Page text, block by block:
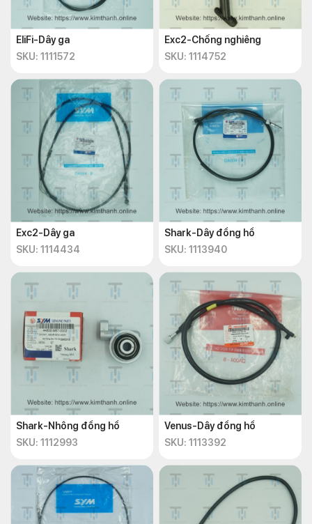
EliFi-Dây ga
SKU: 1111572
Exc2-Chống nghiêng
SKU: 1114752
Exc2-Dây ga
SKU: 1114434
Shark-Dây đồng hồ
SKU: 1113940
Shark-Nhông đồng hồ
SKU: 1112993
Venus-Dây đồng hồ
SKU: 1113392